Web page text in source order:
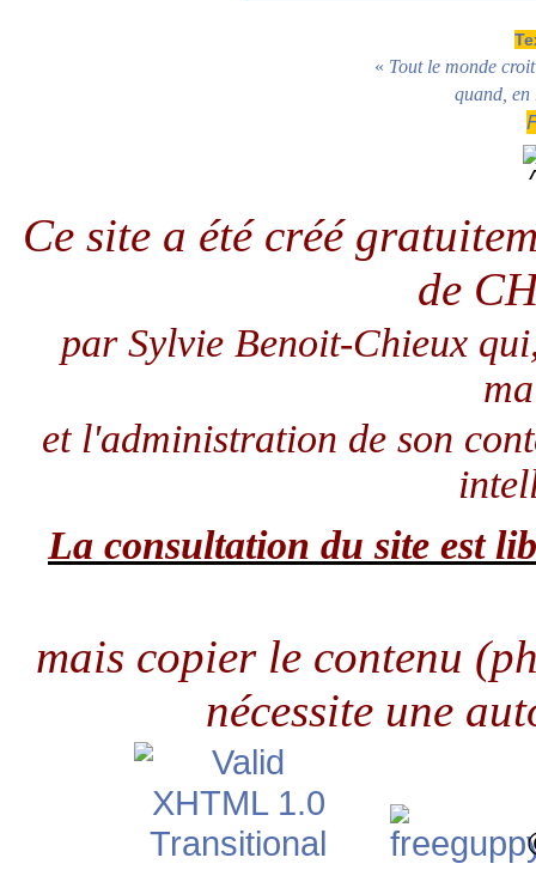
« Tout le monde
quand, en
Ce site a été créé
de
par Sylvie Benoit-Chieux
et l'administration de son
La consultation du site est
mais copier le contenu
nécessite une